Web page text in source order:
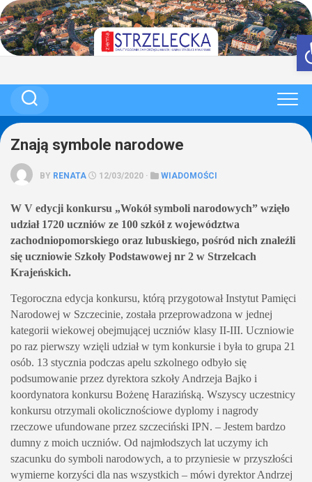
Skip
to
content
Znają symbole narodowe
BY RENATA 12/03/2020 · WIADOMOŚCI
W V edycji konkursu „Wokół symboli narodowych” wzięło
udział 1720 uczniów ze 100 szkół z województwa
zachodniopomorskiego oraz lubuskiego, pośród nich znaleźli
się uczniowie Szkoły Podstawowej nr 2 w Strzelcach
Krajeńskich.
Tegoroczna edycja konkursu, którą przygotował Instytut Pamięci
Narodowej w Szczecinie, została przeprowadzona w jednej
kategorii wiekowej obejmującej uczniów klasy II-III. Uczniowie
po raz pierwszy wzięli udział w tym konkursie i była to grupa 21
osób. 13 stycznia podczas apelu szkolnego odbyło się
podsumowanie przez dyrektora szkoły Andrzeja Bajko i
koordynatora konkursu Bożenę Harazińską. Wszyscy uczestnicy
konkursu otrzymali okolicznościowe dyplomy i nagrody
rzeczowe ufundowane przez szczeciński IPN. – Jestem bardzo
dumny z moich uczniów. Od najmłodszych lat uczymy ich
szacunku do symboli narodowych, a to przyniesie w przyszłości
wymierne korzyści dla nas wszystkich – mówi dyrektor Andrzej